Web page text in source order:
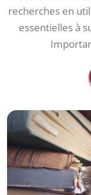
recherches en
essentielles à